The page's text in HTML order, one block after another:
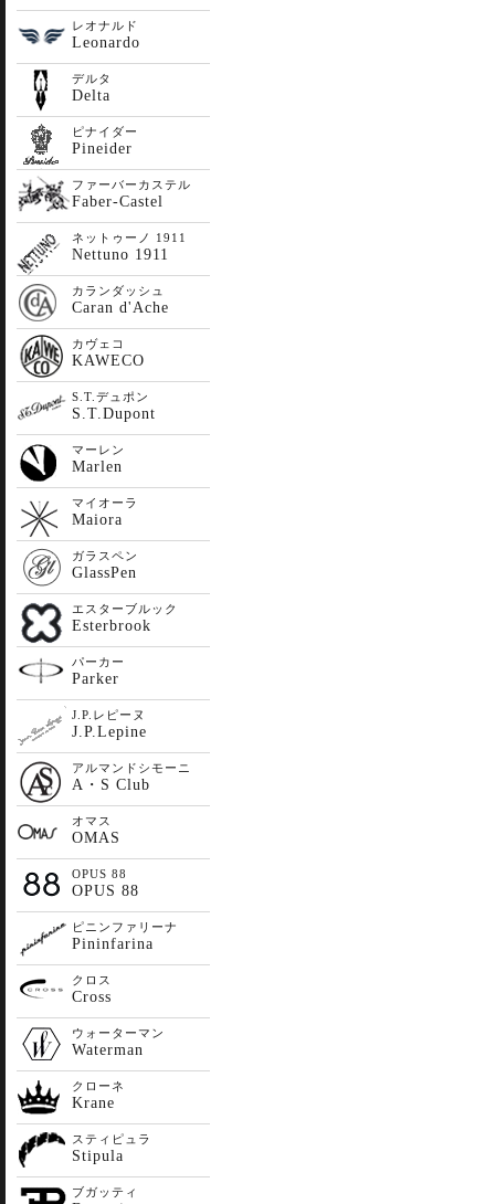
レオナルド
Leonardo
デルタ
Delta
ピナイダー
Pineider
ファーバーカステル
Faber-Castel
ネットゥーノ 1911
Nettuno 1911
カランダッシュ
Caran d'Ache
カヴェコ
KAWECO
S.T.デュポン
S.T.Dupont
マーレン
Marlen
マイオーラ
Maiora
ガラスペン
GlassPen
エスターブルック
Esterbrook
パーカー
Parker
J.P.レピーヌ
J.P.Lepine
アルマンドシモーニ
A・S Club
オマス
OMAS
OPUS 88
OPUS 88
ピニンファリーナ
Pininfarina
クロス
Cross
ウォーターマン
Waterman
クローネ
Krane
スティピュラ
Stipula
ブガッティ